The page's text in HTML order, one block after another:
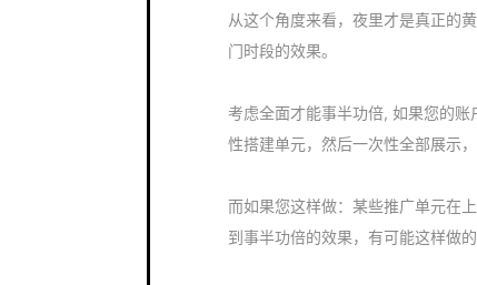
从这个角度来看，夜里才是真正的
门时段的效果。
考虑全面才能事半功倍, 如果您的
性搭建单元，然后一次性全部展示
而如果您这样做：某些推广单元在
到事半功倍的效果，有可能这样做